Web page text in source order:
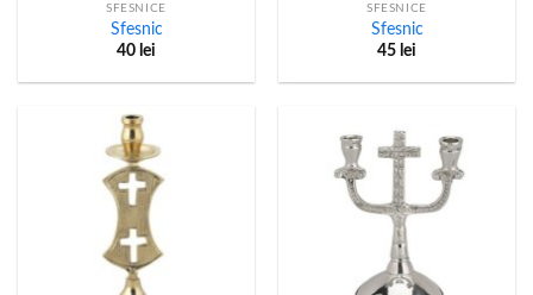
SFESNICE
Sfesnic
40 lei
SFESNICE
Sfesnic
45 lei